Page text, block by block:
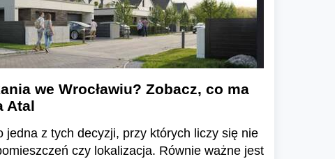
we Wrocławiu? Zobacz, co ma
Atal
jedna z tych decyzji, przy których liczy się nie
czy lokalizacja. Równie ważne jest